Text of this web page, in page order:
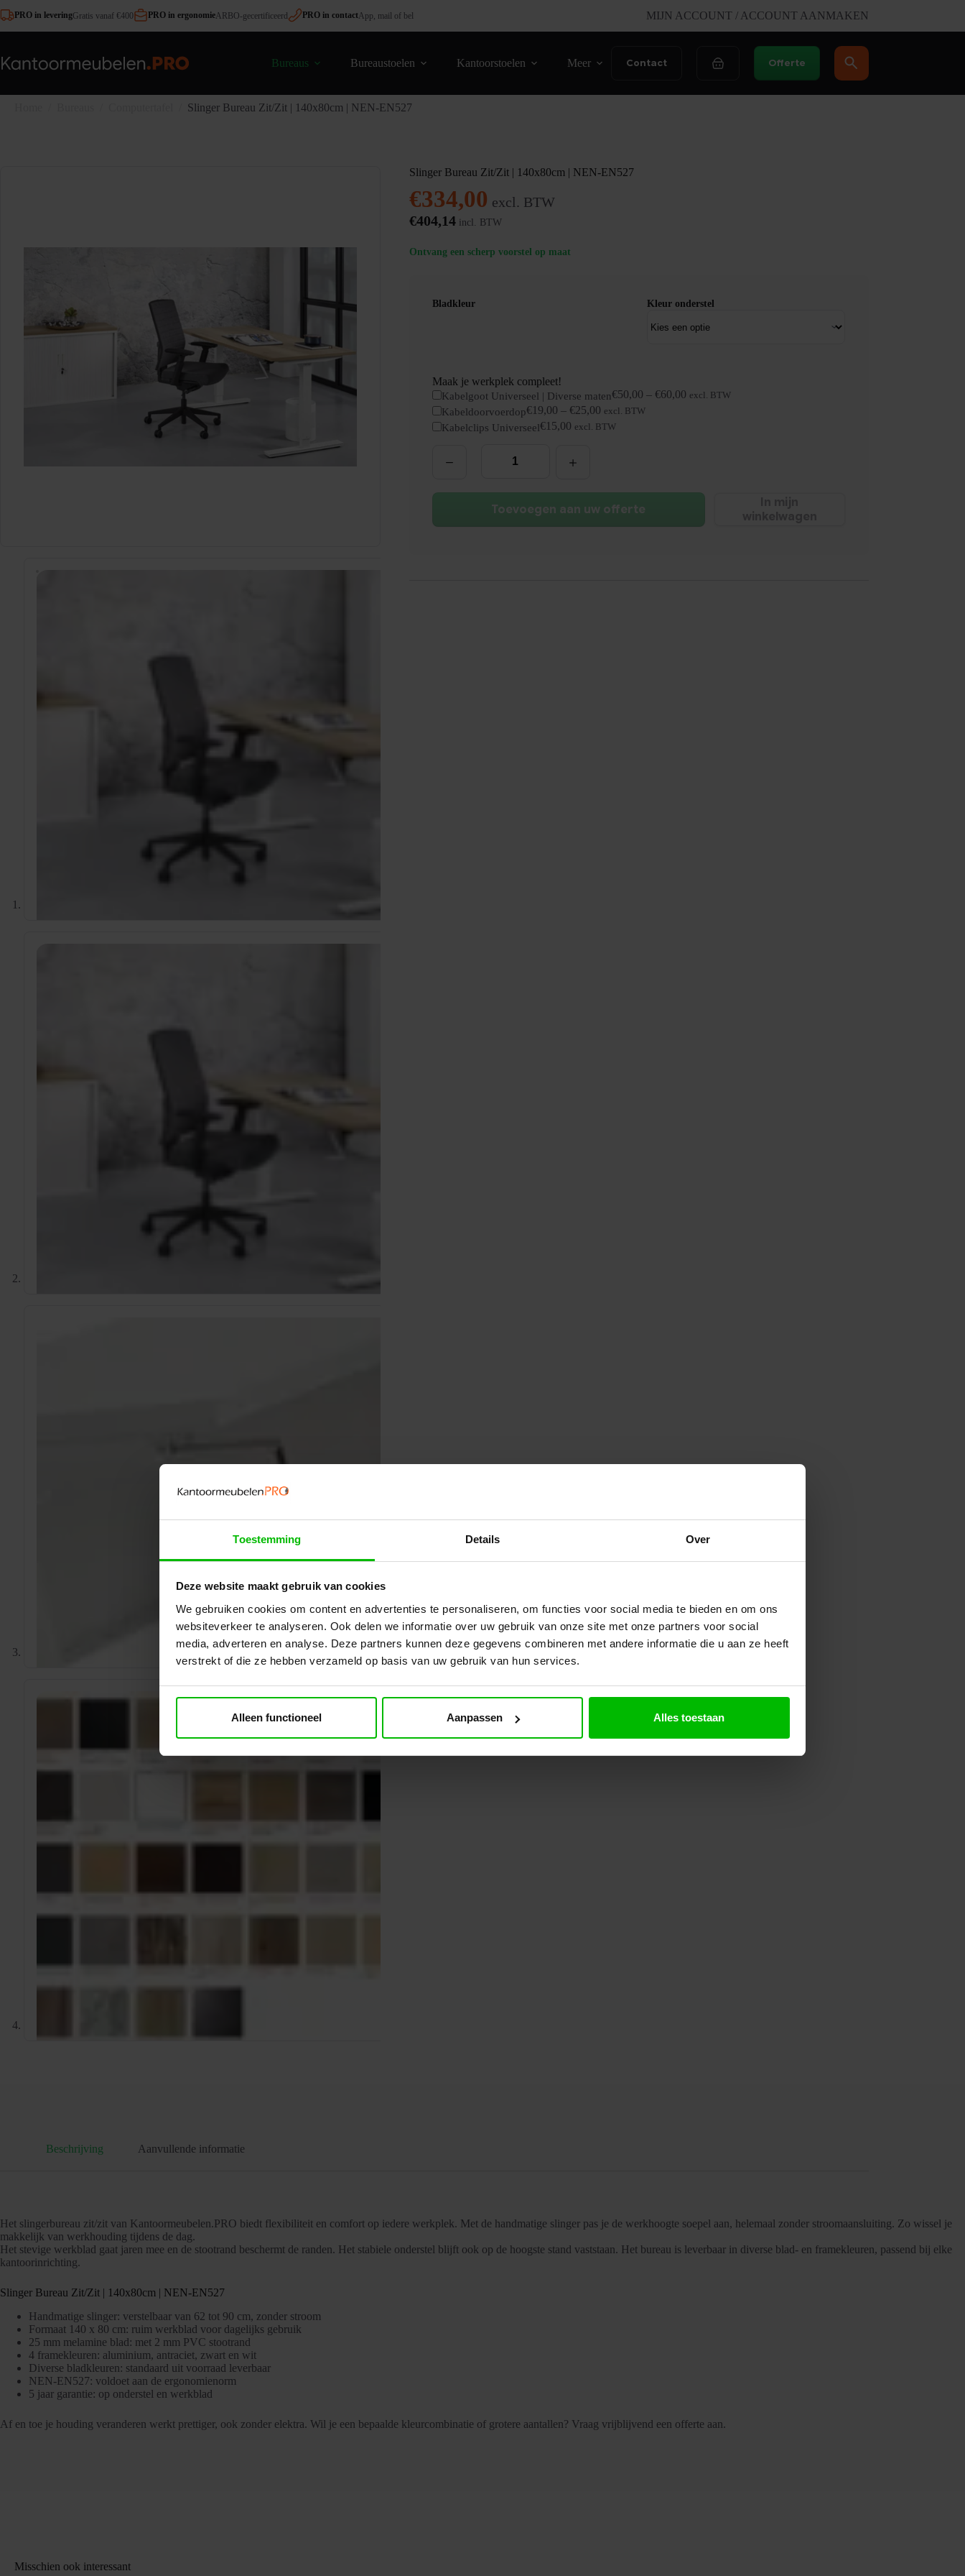
Toestemming Details Over
Deze website maakt gebruik van cookies
We gebruiken cookies om content en advertenties te personaliseren, om functies voor social media te bieden en om ons
websiteverkeer te analyseren. Ook delen we informatie over uw gebruik van onze site met onze partners voor social
media, adverteren en analyse. Deze partners kunnen deze gegevens combineren met andere informatie die u aan ze heeft
verstrekt of die ze hebben verzameld op basis van uw gebruik van hun services.
Alleen functioneel Aanpassen Alles toestaan
naar
de
PRO in leveringGratis vanaf €400 PRO in ergonomieARBO-gecertificeerd PRO in contactApp, mail of bel MIJN ACCOUNT / ACCOUNT AANMAKEN
Bureaus Bureaustoelen Kantoorstoelen Meer Contact WinkelwagenOfferte
Slinger Bureau Zit/Zit | 140x80cm | NEN-EN527
Slinger Bureau Zit/Zit | 140x80cm | NEN-EN527
€334,00 excl. BTW
€404,14incl. BTW
Ontvang een scherp voorstel op maat
Bladkleur Kleur onderstel
Maak je werkplek compleet!
Kabelgoot Universeel | Diverse maten€50,00 – €60,00 excl. BTW
Kabeldoorvoerdop€19,00 – €25,00 excl. BTW
Kabelclips Universeel€15,00 excl. BTW
Zit/Zit
140x80cm
EN527
Toevoegen aan uw offerte
Beschrijving Aanvullende informatie
Het slingerbureau zit/zit van Kantoormeubelen.PRO biedt flexibiliteit en comfort op iedere werkplek. Met de handmatige slinger pas je de werkhoogte soepel aan, helemaal zonder stroomaansluiting. Zo wissel je
makkelijk van werkhouding tijdens de dag.
Het stevige werkblad gaat jaren mee en de stootrand beschermt de randen. Het stabiele onderstel blijft ook op de hoogste stand vaststaan. Het bureau is leverbaar in diverse blad- en framekleuren, passend bij elke
kantoorinrichting.
Slinger Bureau Zit/Zit | 140x80cm | NEN-EN527
Handmatige slinger: verstelbaar van 62 tot 90 cm, zonder stroom
Formaat 140 x 80 cm: ruim werkblad voor dagelijks gebruik
25 mm melamine blad: met 2 mm PVC stootrand
4 framekleuren: aluminium, antraciet, zwart en wit
Diverse bladkleuren: standaard uit voorraad leverbaar
NEN-EN527: voldoet aan de ergonomienorm
5 jaar garantie: op onderstel en werkblad
Af en toe je houding veranderen werkt prettiger, ook zonder elektra. Wil je een bepaalde kleurcombinatie of grotere aantallen? Vraag vrijblijvend een offerte aan.
Misschien ook interessant